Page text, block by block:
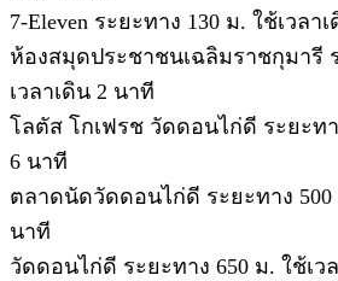
7-Eleven ระยะทาง 130 ม. ใช้เวลา
ห้องสมุดประชาชนเฉลิมราชกุมารี
เวลาเดิน 2 นาที
โลตัส โกเฟรช วัดดอนไก่ดี ระยะทา
6 นาที
ตลาดนัดวัดดอนไก่ดี ระยะทาง 500
นาที
วัดดอนไก่ดี ระยะทาง 650 ม. ใช้เว